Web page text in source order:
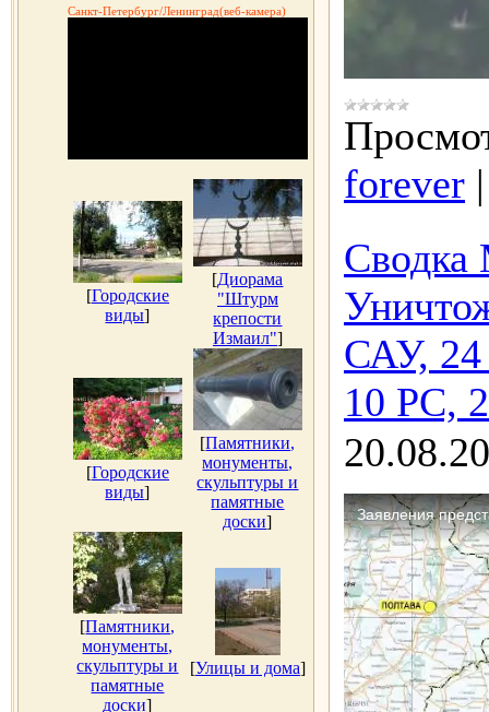
Санкт-Петербург/Ленинград(веб-камера)
[Городские
виды]
[Диорама
"Штурм
крепости
Измаил"]
[Городские
виды]
[Памятники,
монументы,
скульптуры и
памятные
доски]
[Памятники,
монументы,
скульптуры и
памятные
доски]
[Улицы и дома]
forever
САУ,
10 РС,